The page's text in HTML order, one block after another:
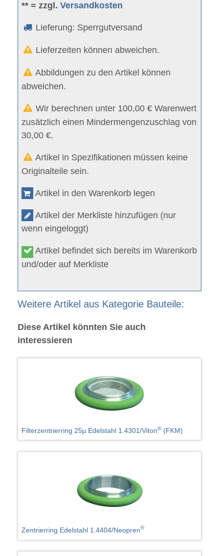
** = zzgl.Versandkosten
Lieferung: Sperrgutversand
Lieferzeiten können abweichen.
Abbildungen zu den Artikel können
abweichen.
Wir berechnen unter 100,00 € Warenwert
zusätzlich einen Mindermengenzuschlag von
30,00 €.
Artikel in Spezifikationen müssen keine
Originalteile sein.
Artikel in den Warenkorb legen
Artikel der Merkliste hinzufügen (nur
wenn eingeloggt)
Artikel befindet sich bereits im Warenkorb
und/oder auf Merkliste
Weitere Artikel aus Kategorie Bauteile:
Diese Artikel könnten Sie auch
interessieren
Filterzentrierring 25µ Edelstahl 1.4301/Viton® (FKM)
Zentrierring Edelstahl 1.4404/Neopren®